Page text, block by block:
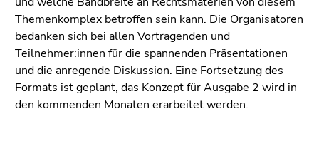
Themenkomplex betroffen sein kann. Die Organisatoren
bedanken sich bei allen Vortragenden und
Teilnehmer:innen für die spannenden Präsentationen
und die anregende Diskussion. Eine Fortsetzung des
Formats ist geplant, das Konzept für Ausgabe 2 wird in
den kommenden Monaten erarbeitet werden.